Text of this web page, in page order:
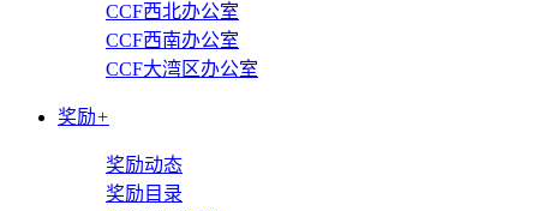
CCF西北办公室
CCF西南办公室
CCF大湾区办公室
奖励+
奖励动态
奖励目录